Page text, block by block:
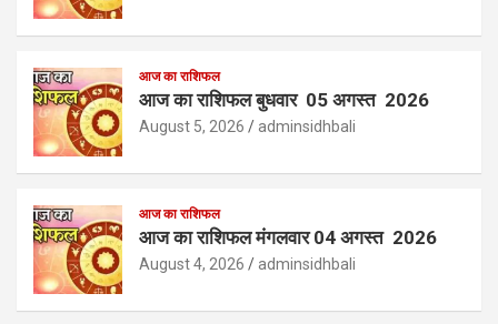
आज का राशिफल
आज का राशिफल बुधवार 05 अगस्त 2026
August 5, 2026 adminsidhbali
आज का राशिफल
आज का राशिफल मंगलवार 04 अगस्त 2026
August 4, 2026 adminsidhbali